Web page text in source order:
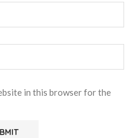
in this browser for the